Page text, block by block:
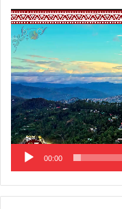
Video
Player
00:00